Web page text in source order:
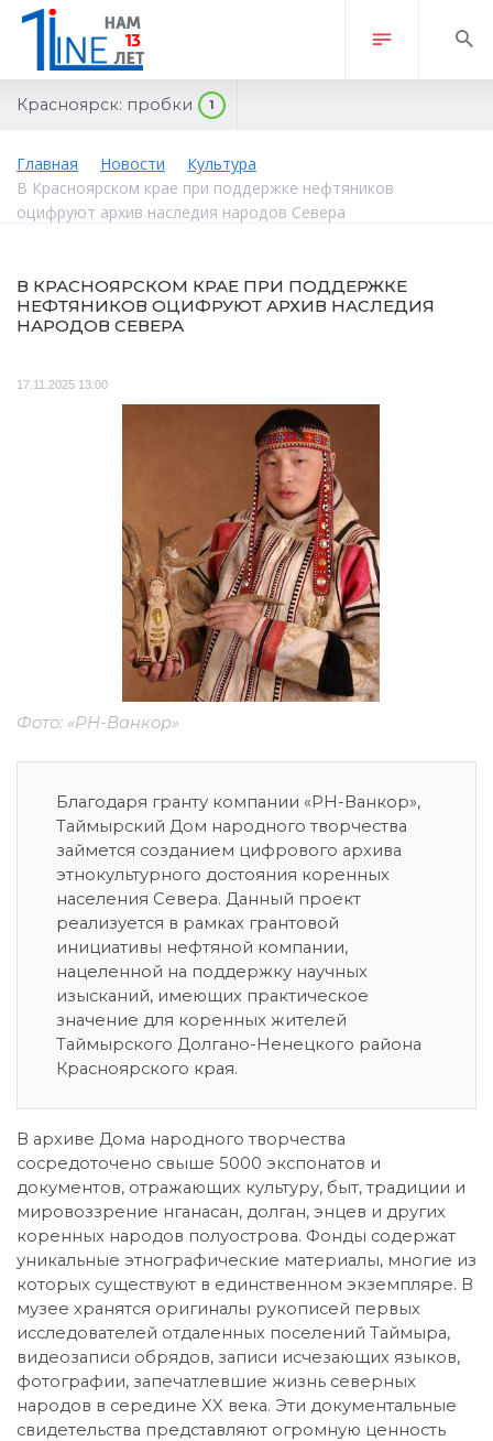
Красноярск: пробки 1
Главная Новости
Культура
В Красноярском крае при поддержке нефтяников
оцифруют архив наследия народов Севера
В КРАСНОЯРСКОМ КРАЕ ПРИ ПОДДЕРЖКЕ
НЕФТЯНИКОВ ОЦИФРУЮТ АРХИВ НАСЛЕДИЯ
НАРОДОВ СЕВЕРА
17.11.2025 13:00
Фото: «РН-Ванкор»
Благодаря гранту компании «РН-Ванкор»,
Таймырский Дом народного творчества
займется созданием цифрового архива
этнокультурного достояния коренных
населения Севера. Данный проект
реализуется в рамках грантовой
инициативы нефтяной компании,
нацеленной на поддержку научных
изысканий, имеющих практическое
значение для коренных жителей
Таймырского Долгано-Ненецкого района
Красноярского края.
В архиве Дома народного творчества
сосредоточено свыше 5000 экспонатов и
документов, отражающих культуру, быт, традиции и
мировоззрение нганасан, долган, энцев и других
коренных народов полуострова. Фонды содержат
уникальные этнографические материалы, многие из
которых существуют в единственном экземпляре. В
музее хранятся оригиналы рукописей первых
исследователей отдаленных поселений Таймыра,
видеозаписи обрядов, записи исчезающих языков,
фотографии, запечатлевшие жизнь северных
народов в середине XX века. Эти документальные
свидетельства представляют огромную ценность